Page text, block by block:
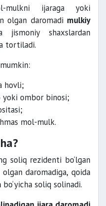
mulkni ijaraga yoki
olgan daromadi mulkiy
jismoniy shaxslardan
tortiladi.
hovli;
yoki ombor binosi;
mol-mulk.
soliq rezidenti bo‘lgan
daromadiga, qoida
bo‘yicha soliq solinadi.